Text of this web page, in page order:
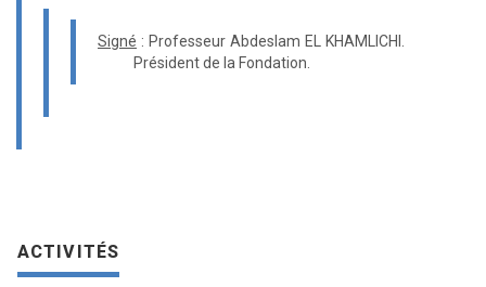
Signé : Professeur Abdeslam EL KHAMLICHI.
Président de la Fondation.
ACTIVITÉS